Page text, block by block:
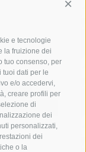
e tecnologie
la fruizione dei
tuo consenso, per
tuoi dati per le
e/o accedervi,
creare profili per
di
dei
personalizzati,
dei
o la
arresto
carabinieri